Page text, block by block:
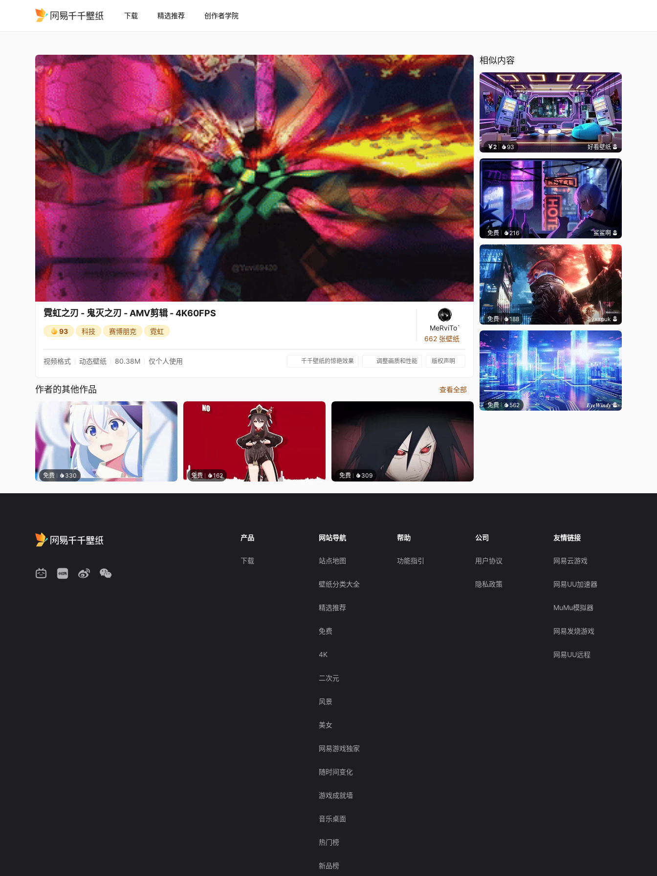
下载 精选推荐 创作者学院
霓虹之刃 - 鬼灭之刃 - AMV剪辑 - 4K60FPS
93 科技 赛博朋克 霓虹
MeRviTo`
662 张壁纸
视频格式 动态壁纸 80.38M 仅个人使用 千千壁纸的惊艳效果 调整画质和性能 版权声明
作者的其他作品 查看全部
免费 330 免费 162 免费 309
相似内容
￥2 93 好看壁纸
免费 216 鲨鲨啊
免费 188 Syxapuk
免费 562 𝑬𝒗𝒆𝑾𝒊𝒏𝒅𝒚
产品
下载
网站导航
站点地图
壁纸分类大全
精选推荐
免费
4K
二次元
风景
美女
网易游戏独家
随时间变化
游戏成就墙
音乐桌面
热门榜
新品榜
帮助
功能指引
公司
用户协议
隐私政策
友情链接
网易云游戏
网易UU加速器
MuMu模拟器
网易发烧游戏
网易UU远程